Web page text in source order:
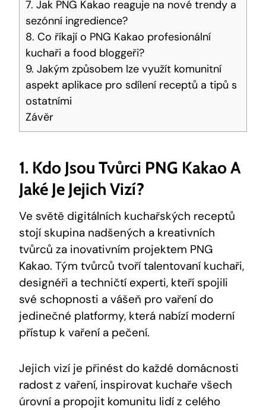
7. Jak PNG ⁤Kakao‌ reaguje ‌na ​nové trendy a
sezónní ​ingredience?
8. Co říkají o ​PNG Kakao⁣ profesionální
kuchaři a food​ bloggeři?
9. Jakým‍ způsobem lze využít komunitní
aspekt aplikace pro sdílení receptů ⁤a tipů​ s
ostatními
Závěr
1. Kdo Jsou Tvůrci PNG ⁤Kakao ⁢a
Jaké ⁢je Jejich Vizí?
Ve světě digitálních kuchařských ⁢receptů
stojí ⁢skupina nadšených a kreativních⁣
tvůrců za inovativním projektem PNG
Kakao.⁢ Tým tvůrců‌ tvoří talentovaní ⁢kuchaři,⁢
designéři a⁣ techničtí experti, ‍kteří spojili
‌své schopnosti​ a vášeň pro ⁢vaření⁣ do
‍jedinečné platformy,‍ která nabízí moderní
⁢přístup k​ vaření ⁣a pečení.
Jejich vizí ⁣je přinést do každé ⁤domácnosti
radost z vaření, ‌inspirovat kuchaře ‍všech⁣
úrovní a propojit komunitu ‌lidí z​ celého